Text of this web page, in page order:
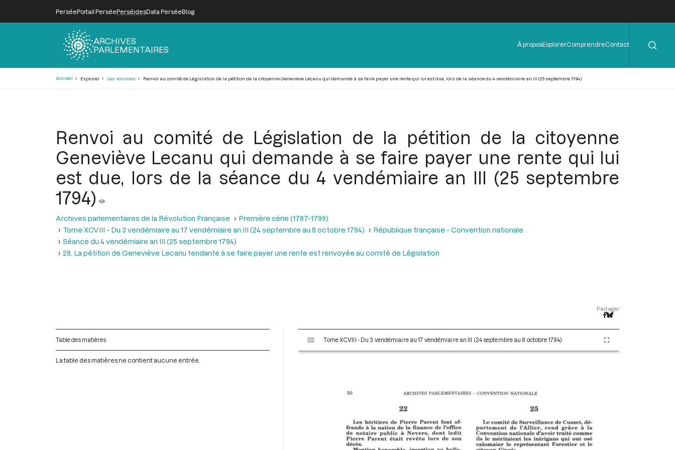
PerséePortail PerséePerséidesData PerséeBlog
ARCHIVES
PARLEMENTAIRES
Menu
de
À proposExplorerComprendreContact
Accueil Explorer Les volumes Renvoi au comité de Législation de la pétition de la citoyenne Geneviève Lecanu qui demande à se faire payer une rente qui lui est due, lors de la séance du 4 vendémiaire an III (25 septembre 1794)
Renvoi au comité de Législation de la pétition de la citoyenne
Geneviève Lecanu qui demande à se faire payer une rente qui lui
est due, lors de la séance du 4 vendémiaire an III (25 septembre
1794)
Archives parlementaires de la Révolution Française
Première série (1787-1799)
Tome XCVIII - Du 3 vendémiaire au 17 vendémiaire an III (24 septembre au 8 octobre 1794)
République française - Convention nationale
Séance du 4 vendémiaire an III (25 septembre 1794)
28. La pétition de Geneviève Lecanu tendante à se faire payer une rente est renvoyée au comité de Législation
Partager
Table des matières
La table des matières ne contient aucune entrée.
s
Tome XCVIII - Du 3 vendémiaire au 17 vendémiaire an III (24 septembre au 8 octobre 1794)